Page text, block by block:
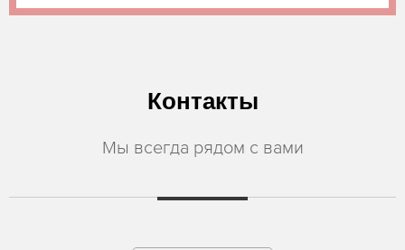
Контакты
Мы всегда рядом с вами